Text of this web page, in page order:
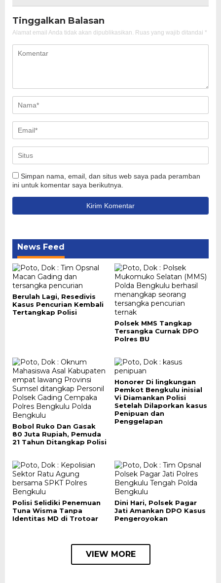
Tinggalkan Balasan
Alamat email Anda tidak akan dipublikasikan. Ruas yang wajib ditandai *
Simpan nama, email, dan situs web saya pada peramban
ini untuk komentar saya berikutnya.
News Feed
Berulah Lagi, Resedivis
Kasus Pencurian Kembali
Tertangkap Polisi
Polsek MMS Tangkap
Tersangka Curnak DPO
Polres BU
Bobol Ruko Dan Gasak
80 Juta Rupiah, Pemuda
21 Tahun Ditangkap Polisi
Honorer Di lingkungan
Pemkot Bengkulu inisial
Vi Diamankan Polisi
Setelah Dilaporkan kasus
Penipuan dan
Penggelapan
Polisi Selidiki Penemuan
Tuna Wisma Tanpa
Identitas MD di Trotoar
Dini Hari, Polsek Pagar
Jati Amankan DPO Kasus
Pengeroyokan
VIEW MORE